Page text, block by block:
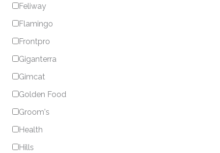
Feliway
Flamingo
Frontpro
Giganterra
Gimcat
Golden Food
Groom's
Health
Hills